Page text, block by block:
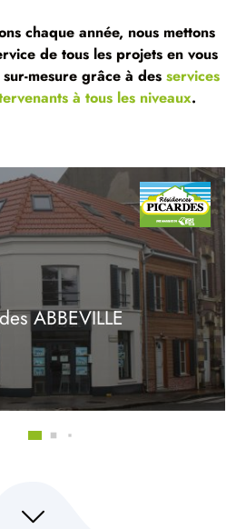
chaque année, nous mettons
de tous les projets en vous
mesure grâce à des services
à tous les niveaux.
ABBEVILLE